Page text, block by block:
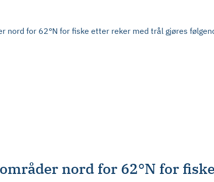
nord for 62°N for fiske etter reker med trål gjøres
nord for 62°N for